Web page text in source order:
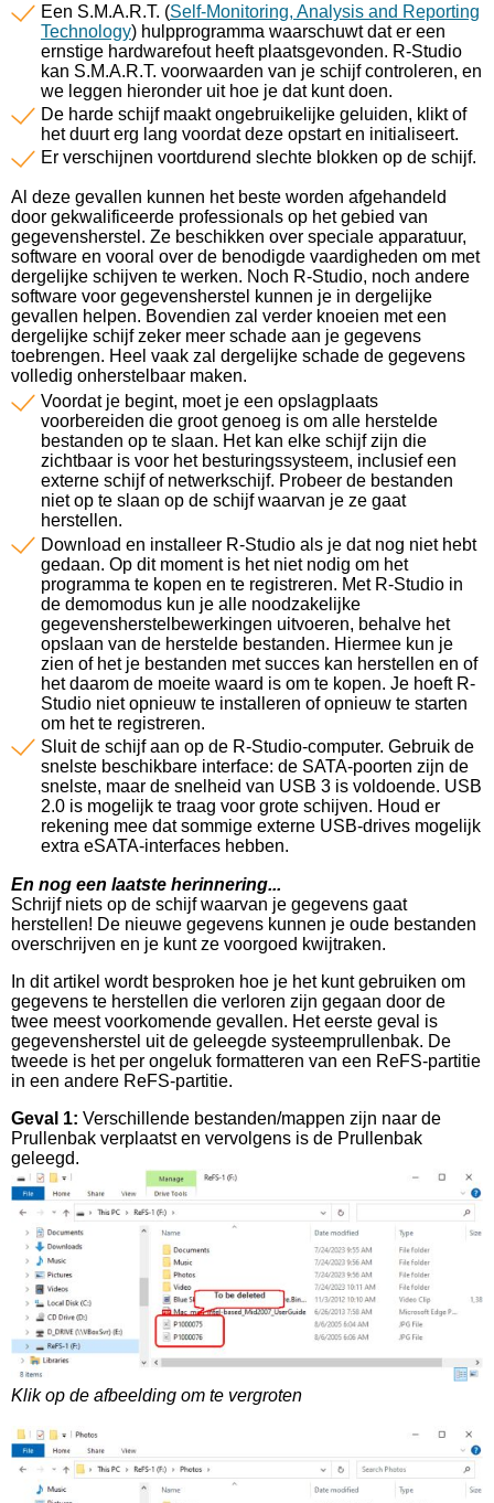
Een S.M.A.R.T. (Self-Monitoring, Analysis and Reporting
Technology) hulpprogramma waarschuwt dat er een
ernstige hardwarefout heeft plaatsgevonden. R-Studio
kan S.M.A.R.T. voorwaarden van je schijf controleren, en
we leggen hieronder uit hoe je dat kunt doen.
De harde schijf maakt ongebruikelijke geluiden, klikt of
het duurt erg lang voordat deze opstart en initialiseert.
Er verschijnen voortdurend slechte blokken op de schijf.
Al deze gevallen kunnen het beste worden afgehandeld
door gekwalificeerde professionals op het gebied van
gegevensherstel. Ze beschikken over speciale apparatuur,
software en vooral over de benodigde vaardigheden om met
dergelijke schijven te werken. Noch R-Studio, noch andere
software voor gegevensherstel kunnen je in dergelijke
gevallen helpen. Bovendien zal verder knoeien met een
dergelijke schijf zeker meer schade aan je gegevens
toebrengen. Heel vaak zal dergelijke schade de gegevens
volledig onherstelbaar maken.
Voordat je begint, moet je een opslagplaats
voorbereiden die groot genoeg is om alle herstelde
bestanden op te slaan. Het kan elke schijf zijn die
zichtbaar is voor het besturingssysteem, inclusief een
externe schijf of netwerkschijf. Probeer de bestanden
niet op te slaan op de schijf waarvan je ze gaat
herstellen.
Download en installeer R-Studio als je dat nog niet hebt
gedaan. Op dit moment is het niet nodig om het
programma te kopen en te registreren. Met R-Studio in
de demomodus kun je alle noodzakelijke
gegevensherstelbewerkingen uitvoeren, behalve het
opslaan van de herstelde bestanden. Hiermee kun je
zien of het je bestanden met succes kan herstellen en of
het daarom de moeite waard is om te kopen. Je hoeft R-
Studio niet opnieuw te installeren of opnieuw te starten
om het te registreren.
Sluit de schijf aan op de R-Studio-computer. Gebruik de
snelste beschikbare interface: de SATA-poorten zijn de
snelste, maar de snelheid van USB 3 is voldoende. USB
2.0 is mogelijk te traag voor grote schijven. Houd er
rekening mee dat sommige externe USB-drives mogelijk
extra eSATA-interfaces hebben.
En nog een laatste herinnering...
Schrijf niets op de schijf waarvan je gegevens gaat
herstellen! De nieuwe gegevens kunnen je oude bestanden
overschrijven en je kunt ze voorgoed kwijtraken.
In dit artikel wordt besproken hoe je het kunt gebruiken om
gegevens te herstellen die verloren zijn gegaan door de
twee meest voorkomende gevallen. Het eerste geval is
gegevensherstel uit de geleegde systeemprullenbak. De
tweede is het per ongeluk formatteren van een ReFS-partitie
in een andere ReFS-partitie.
Geval 1: Verschillende bestanden/mappen zijn naar de
Prullenbak verplaatst en vervolgens is de Prullenbak
geleegd.
Klik op de afbeelding om te vergroten